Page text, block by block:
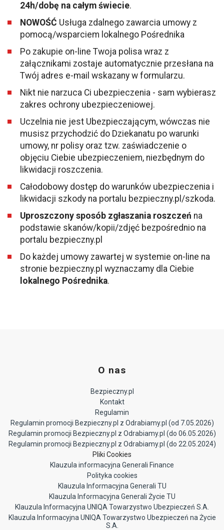
24h/dobę na całym świecie.
NOWOŚĆ Usługa zdalnego zawarcia umowy z
pomocą/wsparciem lokalnego Pośrednika
Po zakupie on-line Twoja polisa wraz z
załącznikami zostaje automatycznie przesłana na
Twój adres e-mail wskazany w formularzu.
Nikt nie narzuca Ci ubezpieczenia - sam wybierasz
zakres ochrony ubezpieczeniowej.
Uczelnia nie jest Ubezpieczającym, wówczas nie
musisz przychodzić do Dziekanatu po warunki
umowy, nr polisy oraz tzw. zaświadczenie o
objęciu Ciebie ubezpieczeniem, niezbędnym do
likwidacji roszczenia.
Całodobowy dostęp do warunków ubezpieczenia i
likwidacji szkody na portalu bezpieczny.pl/szkoda.
Uproszczony sposób zgłaszania roszczeń na
podstawie skanów/kopii/zdjęć bezpośrednio na
portalu bezpieczny.pl
Do każdej umowy zawartej w systemie on-line na
stronie bezpieczny.pl wyznaczamy dla Ciebie
lokalnego Pośrednika.
O nas
Bezpieczny.pl
Kontakt
Regulamin
Regulamin promocji Bezpieczny.pl z Odrabiamy.pl (od 7.05.2026)
Regulamin promocji Bezpieczny.pl z Odrabiamy.pl (do 06.05.2026)
Regulamin promocji Bezpieczny.pl z Odrabiamy.pl (do 22.05.2024)
Pliki Cookies
Klauzula informacyjna Generali Finance
Polityka cookies
Klauzula Informacyjna Generali TU
Klauzula Informacyjna Generali Życie TU
Klauzula Informacyjna UNIQA Towarzystwo Ubezpieczeń S.A.
Klauzula Informacyjna UNIQA Towarzystwo Ubezpieczeń na Życie
S.A.